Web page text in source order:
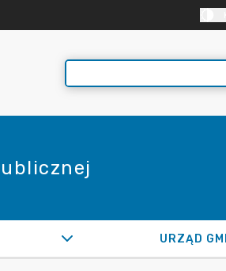
URZĄD